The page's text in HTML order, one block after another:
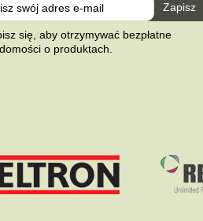
się, aby otrzymywać bezpłatne
o produktach.